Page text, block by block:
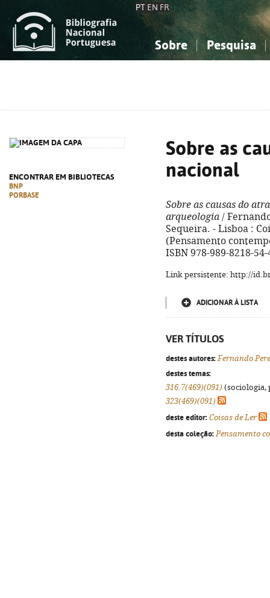
PT EN FR
Sobre Pesquisa
ENCONTRAR EM BIBLIOTECAS
BNP
PORBASE
Sobre as
nacional
Sobre as causas do
arqueologia /
Sequeira. - Lisboa :
(Pensamento
ISBN 978-989-8218-54-
Link persistente: http://
ADICIONAR À LISTA
VER TÍTULOS
destes autores: Fernando
destes temas:
316.7(469)(091) (sociologia,
323(469)(091)
deste editor: Coisas de Ler
desta coleção: Pensamento